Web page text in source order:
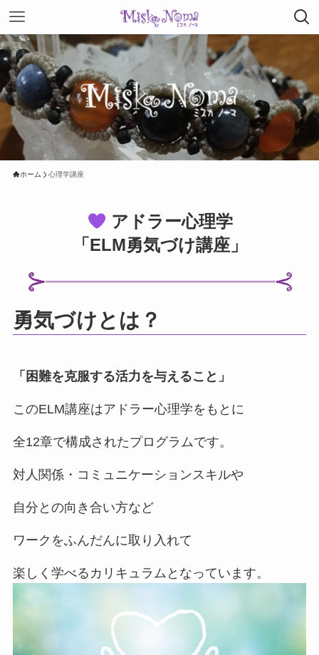
ホーム 心理学講座
アドラー心理学
「ELM勇気づけ講座」
勇気づけとは？
「困難を克服する活力を与えること」
このELM講座はアドラー心理学をもとに
全12章で構成されたプログラムです。
対人関係・コミュニケーションスキルや
自分との向き合い方など
ワークをふんだんに取り入れて
楽しく学べるカリキュラムとなっています。